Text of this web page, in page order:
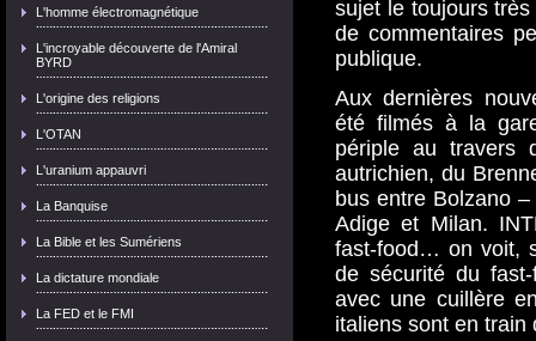
L'homme électromagnétique
L'incroyable découverte de l'Amiral
BYRD
L'origine des religions
L'OTAN
L'uranium appauvri
La Banquise
La Bible et les Sumériens
La dictature mondiale
La FED et le FMI
sujet le toujours
de commentaires
publique.
Aux dernières
été filmés à la
périple au travers
autrichien, du
bus entre Bolzano
Adige et Milan.
fast-food… on voit,
de sécurité du
avec une cuillère
italiens sont en